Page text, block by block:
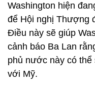
Washington hiện
để Hội nghị Thượng
Điều này sẽ giúp
cảnh báo Ba Lan
phủ nước này có thể
với Mỹ.